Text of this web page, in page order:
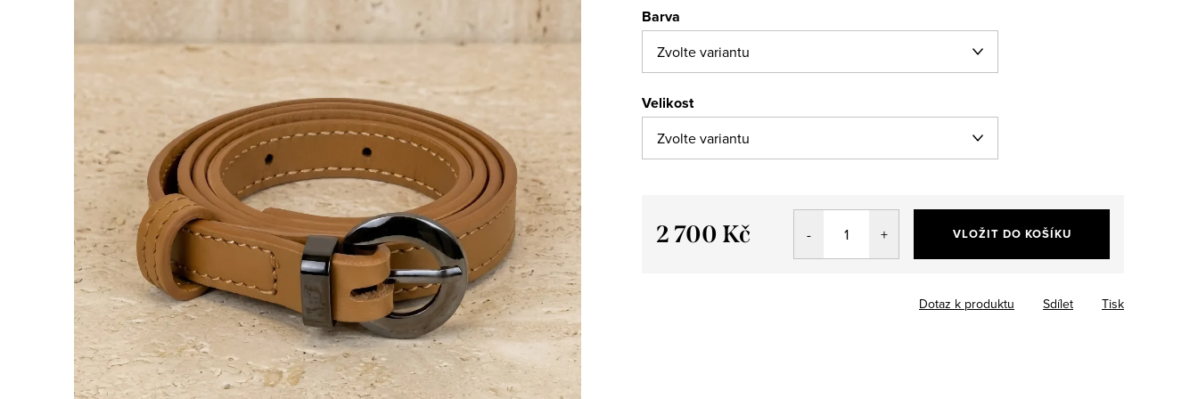
Barva
Velikost
2 700 Kč VLOŽIT DO KOŠÍKU
Tisk
Dotaz k produktu Sdílet